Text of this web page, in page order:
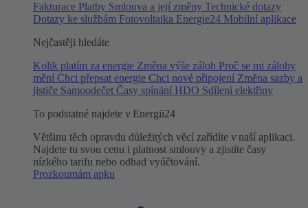
Fakturace Platby Smlouva a její změny Technické dotazy
Dotazy ke službám Fotovoltaika Energie24 Mobilní aplikace
Nejčastěji hledáte
Kolik platím za energie Změna výše záloh Proč se mi zálohy
mění Chci přepsat energie Chci nové připojení Změna sazby a
jističe Samoodečet Časy spínání HDO Sdílení elektřiny
To podstatné najdete v Energii24
Většinu těch opravdu důležitých věcí zařídíte v naší aplikaci.
Najdete tu svou cenu i platnost smlouvy a zjistíte časy
nízkého tarifu nebo odhad vyúčtování.
Prozkoumám apku